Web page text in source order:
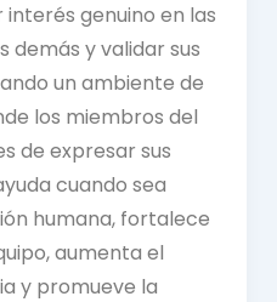
genuino en las
demás y validar sus
un ambiente de
los miembros del
de expresar sus
cuando sea
humana, fortalece
aumenta el
y promueve la